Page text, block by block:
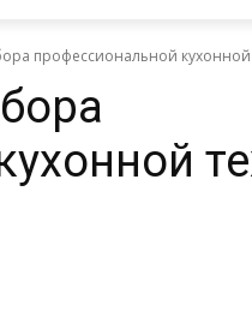
профессиональной кухонной